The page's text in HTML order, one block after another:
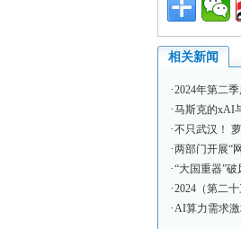
相关新闻
·2024年第二
·马斯克的xAI
·不只武汉！
·两部门开展“
·“大国重器”
·2024（第二
·AI算力需求